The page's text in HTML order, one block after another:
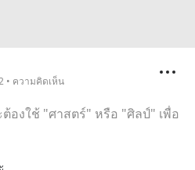
• ความคิดเห็น
องใช้ "ศาสตร์" หรือ "ศิลป์" เพื่อ